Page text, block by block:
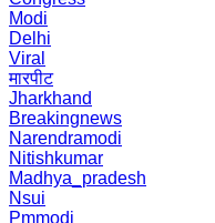
Modi
Delhi
Viral
मारपीट
Jharkhand
Breakingnews
Narendramodi
Nitishkumar
Madhya_pradesh
Nsui
Pmmodi